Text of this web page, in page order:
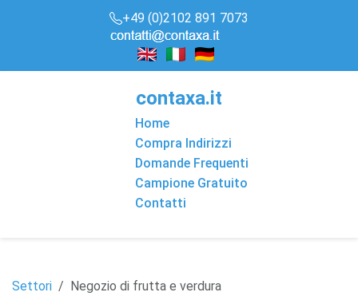
+49 (0)2102 891 7073
contaxa.it
Home
Compra Indirizzi
Domande Frequenti
Campione Gratuito
Contatti
Settori Negozio di frutta e verdura